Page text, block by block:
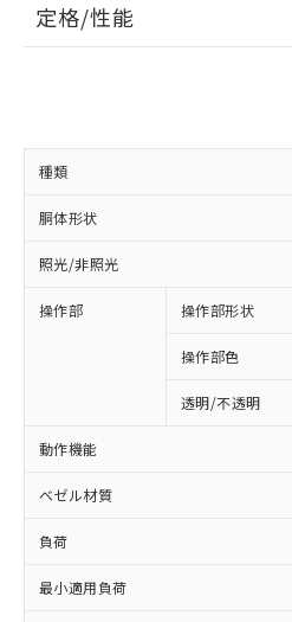
定格/性能
種類
胴体形状
照光/非照光
操作部 操作部形状
操作部色
透明/不透明
動作機能
ベゼル材質
負荷
最小適用負荷